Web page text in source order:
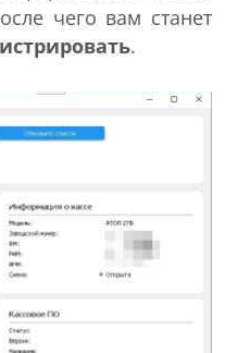
чего вам станет
.